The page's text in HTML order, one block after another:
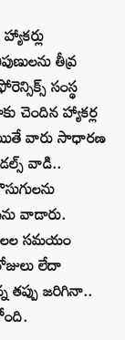
తీవ్ర
సంస్థ
చెందిన హ్యాకర్ల
అయితే వారు సాధారణ
వాడి..
వాడారు.
సమయం
లేదా
తప్పు జరిగినా..